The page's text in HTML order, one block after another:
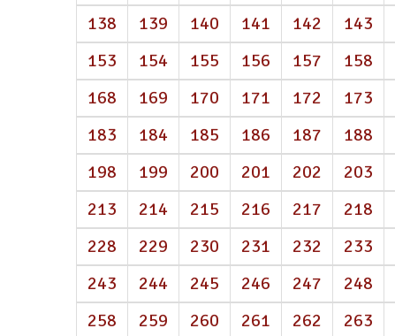
138
139 140 141 142 143
153
154 155 156 157 158
168
169 170 171 172 173
183
184 185 186 187 188
198
199 200 201 202 203
213
214 215 216 217 218
228
229 230 231 232 233
243
244 245 246 247 248
258
259 260 261 262 263